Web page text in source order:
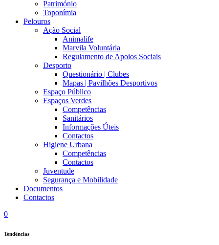
Património
Toponímia
Pelouros
Ação Social
Animalife
Marvila Voluntária
Regulamento de Apoios Sociais
Desporto
Questionário | Clubes
Mapas | Pavilhões Desportivos
Espaço Público
Espaços Verdes
Competências
Sanitários
Informações Úteis
Contactos
Higiene Urbana
Competências
Contactos
Juventude
Segurança e Mobilidade
Documentos
Contactos
0
Tendências